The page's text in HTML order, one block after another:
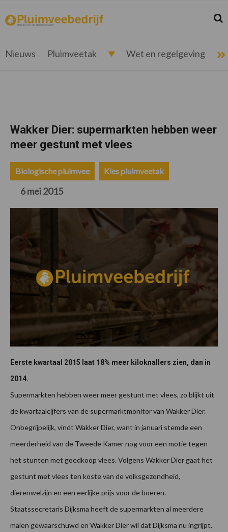
de
hoofdnavigatie
de
hoofd
de
eerste
de
voettekst
pluimveebedrijf.nl
Nieuws
pluimveehouder
Nieuws Pluimveetak Wet en regelgeving
Wakker Dier: supermarkten hebben weer
meer gestunt met vlees
Biologische pluimvee Kies pluimveetak
6 mei 2015
Eerste kwartaal 2015 laat 18% meer kiloknallers zien, dan in
2014.
Supermarkten hebben weer meer gestunt met vlees, zo blijkt uit
de kwartaalcijfers van de supermarktmonitor van Wakker Dier.
Onbegrijpelijk, vindt Wakker Dier, want in januari stemde een
meerderheid van de Tweede Kamer nog voor een motie tegen
het stunten met goedkoop vlees. Volgens Wakker Dier gaat het
gestunt met vlees ten koste van de volksgezondheid,
dierenwelzijn en een eerlijke prijs voor de boeren.
Staatssecretaris Dijksma heeft de supermarkten al meerdere
malen gewaarschuwd en Wakker Dier wil dat Dijksma nu ingrijpt.